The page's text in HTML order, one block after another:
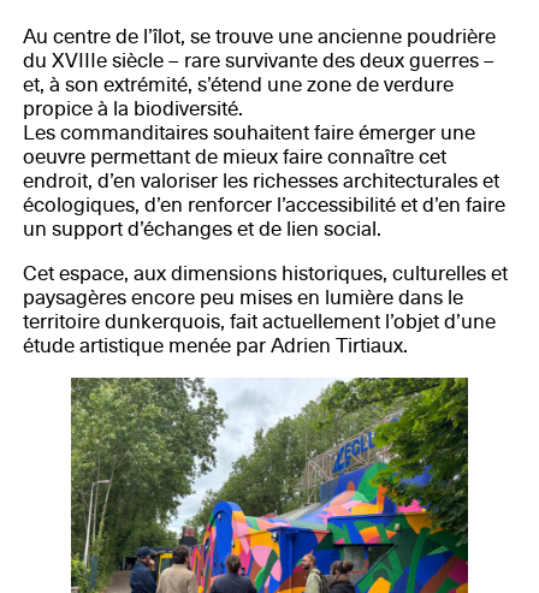
Au centre de l’îlot, se trouve une ancienne poudrière
du XVIIIe siècle – rare survivante des deux guerres –
et, à son extrémité, s’étend une zone de verdure
propice à la biodiversité.
Les commanditaires souhaitent faire émerger une
oeuvre permettant de mieux faire connaître cet
endroit, d’en valoriser les richesses architecturales et
écologiques, d’en renforcer l’accessibilité et d’en faire
un support d’échanges et de lien social.
Cet espace, aux dimensions historiques, culturelles et
paysagères encore peu mises en lumière dans le
territoire dunkerquois, fait actuellement l’objet d’une
étude artistique menée par Adrien Tirtiaux.